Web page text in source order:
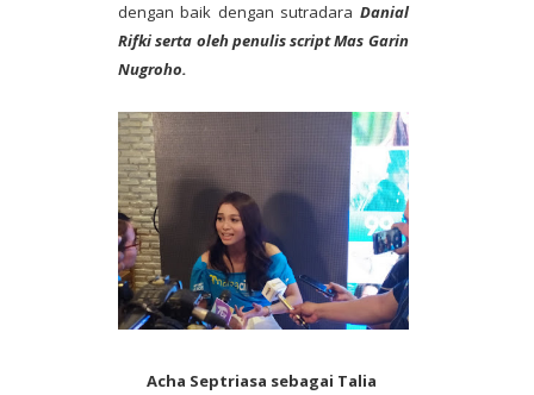
dengan baik dengan sutradara Danial
Rifki serta oleh penulis script Mas Garin
Nugroho.
Acha Septriasa sebagai Talia